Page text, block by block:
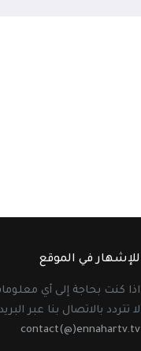
للإشهار في الموقع
اذا كنت بحاجة إلى أي
لا تتردد بالاتصال بنا عبر
contact(@)ennahartv.tv